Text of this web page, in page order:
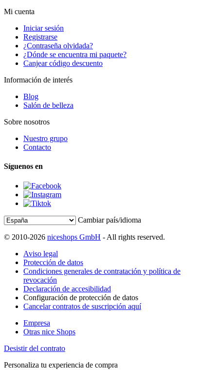
Mi cuenta
Iniciar sesión
Registrarse
¿Contraseña olvidada?
¿Dónde se encuentra mi paquete?
Canjear código descuento
Información de interés
Blog
Salón de belleza
Sobre nosotros
Nuestro grupo
Contacto
Síguenos en
Cambiar país/idioma
© 2010-2026 niceshops GmbH - All rights reserved.
Aviso legal
Protección de datos
Condiciones generales de contratación y política de
revocación
Declaración de accesibilidad
Configuración de protección de datos
Cancelar contratos de suscripción aquí
Empresa
Otras nice Shops
Desistir del contrato
Personaliza tu experiencia de compra